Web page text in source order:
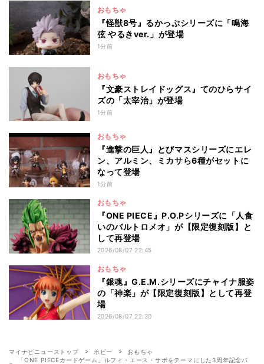
おもちゃ
『怪獣8号』るかっぷシリーズに「鳴海
弦 やるきver.」が登場
1分前
おもちゃ
『文豪ストレイドッグス』てのひらサイ
ズの「太宰治」が登場
1分前
おもちゃ
『進撃の巨人』とびマスシリーズにエレ
ン、アルミン、ミカサら6種がセットに
なって登場
1分前
おもちゃ
『ONE PIECE』P.O.Pシリーズに「人食
いのバルトロメオ」が【限定復刻版】と
して再登場
2026/08/07 22:45
おもちゃ
『銀魂』G.E.M.シリーズにチャイナ服姿
の「神楽」が【限定復刻版】として再登
場
2026/08/07 22:30
マイナビニューストップ ホビー
おもちゃ
「ONE PIECEカードゲーム」ルフィ・エース・サボをテーマにした3周年記念パ